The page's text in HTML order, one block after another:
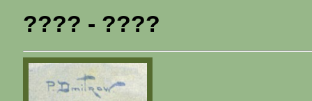
???? - ????